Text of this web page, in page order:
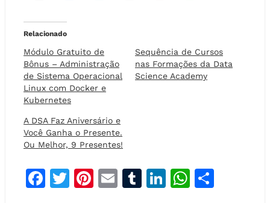
Relacionado
Módulo Gratuito de
Bônus – Administração
de Sistema Operacional
Linux com Docker e
Kubernetes
Sequência de Cursos
nas Formações da Data
Science Academy
A DSA Faz Aniversário e
Você Ganha o Presente.
Ou Melhor, 9 Presentes!
F
T
Pi
E
T
Li
W